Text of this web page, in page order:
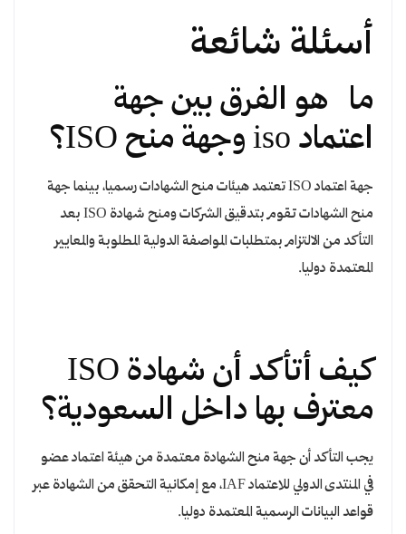
أسئلة شائعة
ما هو الفرق بين جهة
اعتماد iso وجهة منح ISO؟
جهة اعتماد ISO تعتمد هيئات منح الشهادات رسميا، بينما جهة
منح الشهادات تقوم بتدقيق الشركات ومنح شهادة ISO بعد
التأكد من الالتزام بمتطلبات المواصفة الدولية المطلوبة والمعايير
المعتمدة دوليا.
كيف أتأكد أن شهادة ISO
معترف بها داخل السعودية؟
يجب التأكد أن جهة منح الشهادة معتمدة من هيئة اعتماد عضو
في المنتدى الدولي للاعتماد IAF، مع إمكانية التحقق من الشهادة عبر
قواعد البيانات الرسمية المعتمدة دوليا.